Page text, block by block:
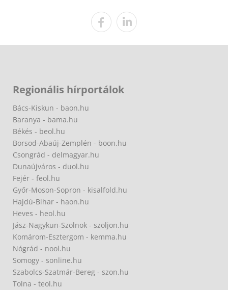
Regionális hírportálok
Bács-Kiskun - baon.hu
Baranya - bama.hu
Békés - beol.hu
Borsod-Abaúj-Zemplén - boon.hu
Csongrád - delmagyar.hu
Dunaújváros - duol.hu
Fejér - feol.hu
Győr-Moson-Sopron - kisalfold.hu
Hajdú-Bihar - haon.hu
Heves - heol.hu
Jász-Nagykun-Szolnok - szoljon.hu
Komárom-Esztergom - kemma.hu
Nógrád - nool.hu
Somogy - sonline.hu
Szabolcs-Szatmár-Bereg - szon.hu
Tolna - teol.hu